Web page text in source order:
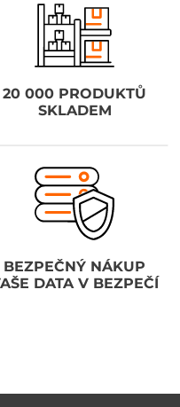
20 000 PRODUKTŮ
SKLADEM
BEZPEČNÝ NÁKUP
DATA V BEZPEČÍ